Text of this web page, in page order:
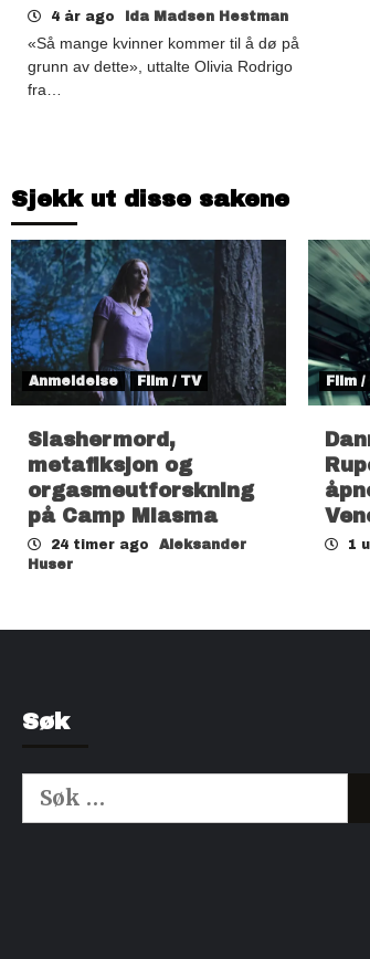
4 år ago Ida Madsen Hestman
«Så mange kvinner kommer til å dø på
grunn av dette», uttalte Olivia Rodrigo
fra…
Sjekk ut disse sakene
Anmeldelse Film / TV
Slashermord,
metafiksjon og
orgasmeutforskning
på Camp Miasma
24 timer ago
Aleksander
Huser
Film /
1
Søk
Søk
etter: